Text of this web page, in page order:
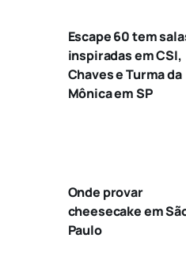
Escape 60 tem
inspiradas em CSI,
Chaves e Turma da
Mônica em SP
Onde provar
cheesecake em
Paulo